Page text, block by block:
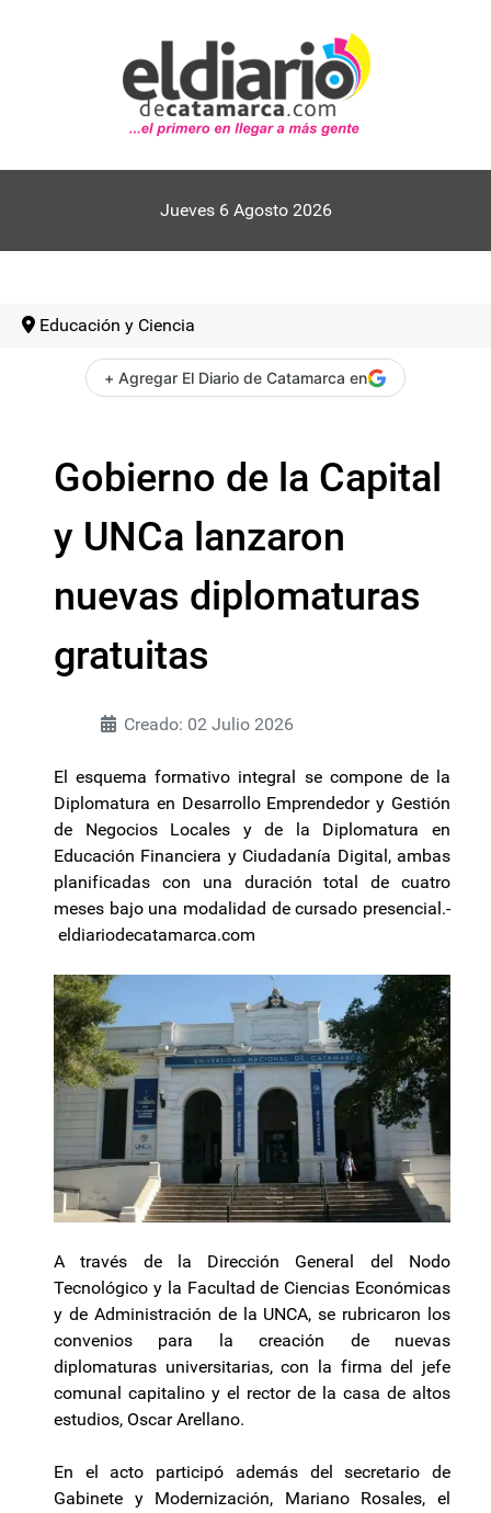
Jueves 6 Agosto 2026
Educación y Ciencia
+ Agregar El Diario de Catamarca en
Gobierno de la Capital
y UNCa lanzaron
nuevas diplomaturas
gratuitas
Creado: 02 Julio 2026
El esquema formativo integral se compone de la
Diplomatura en Desarrollo Emprendedor y Gestión
de Negocios Locales y de la Diplomatura en
Educación Financiera y Ciudadanía Digital, ambas
planificadas con una duración total de cuatro
meses bajo una modalidad de cursado presencial.-
eldiariodecatamarca.com
A través de la Dirección General del Nodo
Tecnológico y la Facultad de Ciencias Económicas
y de Administración de la UNCA, se rubricaron los
convenios para la creación de nuevas
diplomaturas universitarias, con la firma del jefe
comunal capitalino y el rector de la casa de altos
estudios, Oscar Arellano.
En el acto participó además del secretario de
Gabinete y Modernización, Mariano Rosales, el